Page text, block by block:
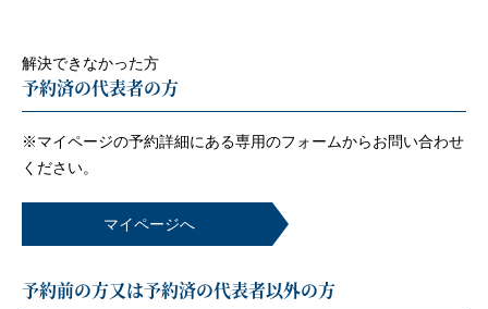
解決できなかった方
予約済の代表者の方
※マイページの予約詳細にある専用のフォームからお問い合わせ
ください。
マイページへ
予約前の方又は予約済の代表者以外の方